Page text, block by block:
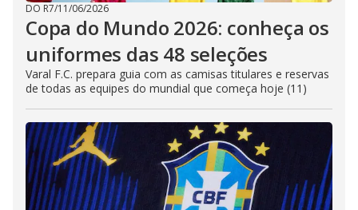
DO R7/11/06/2026
Copa do Mundo 2026: conheça os
uniformes das 48 seleções
Varal F.C. prepara guia com as camisas titulares e reservas
de todas as equipes do mundial que começa hoje (11)